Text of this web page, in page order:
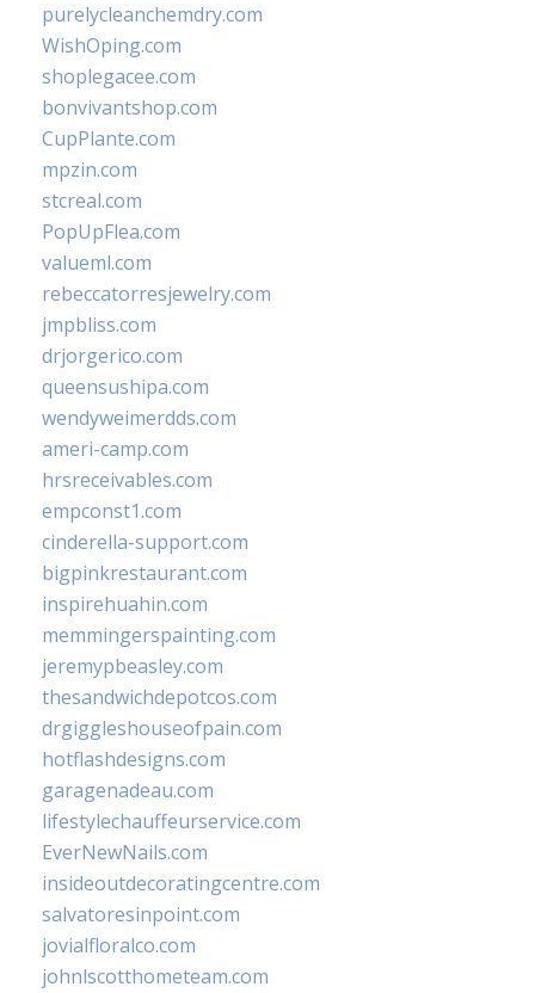
purelycleanchemdry.com
WishOping.com
shoplegacee.com
bonvivantshop.com
CupPlante.com
mpzin.com
stcreal.com
PopUpFlea.com
valueml.com
rebeccatorresjewelry.com
jmpbliss.com
drjorgerico.com
queensushipa.com
wendyweimerdds.com
ameri-camp.com
hrsreceivables.com
empconst1.com
cinderella-support.com
bigpinkrestaurant.com
inspirehuahin.com
memmingerspainting.com
jeremypbeasley.com
thesandwichdepotcos.com
drgiggleshouseofpain.com
hotflashdesigns.com
garagenadeau.com
lifestylechauffeurservice.com
EverNewNails.com
insideoutdecoratingcentre.com
salvatoresinpoint.com
jovialfloralco.com
johnlscotthometeam.com